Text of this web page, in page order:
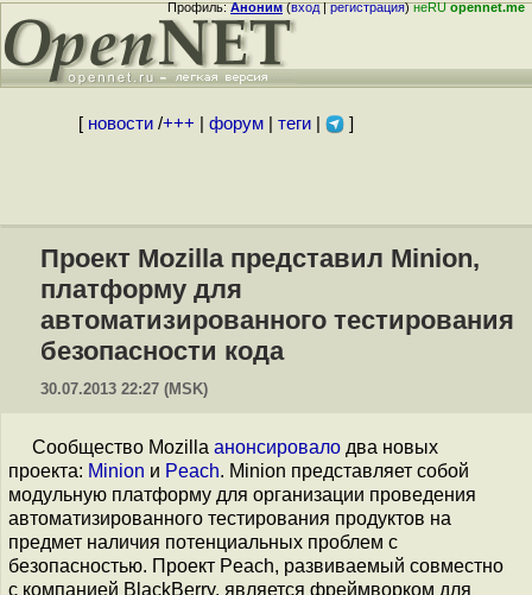
Профиль:Аноним(вход|регистрация)неRUopennet.me
[ новости/+++ форум| теги| ]
Проект Mozilla представил Minion,
платформу для
автоматизированного тестирования
безопасности кода
30.07.2013 22:27 (MSK)
Сообщество Mozilla анонсировало два новых
проекта: Minion и Peach. Minion представляет собой
модульную платформу для организации проведения
автоматизированного тестирования продуктов на
предмет наличия потенциальных проблем с
безопасностью. Проект Peach, развиваемый совместно
с компанией BlackBerry, является фреймворком для